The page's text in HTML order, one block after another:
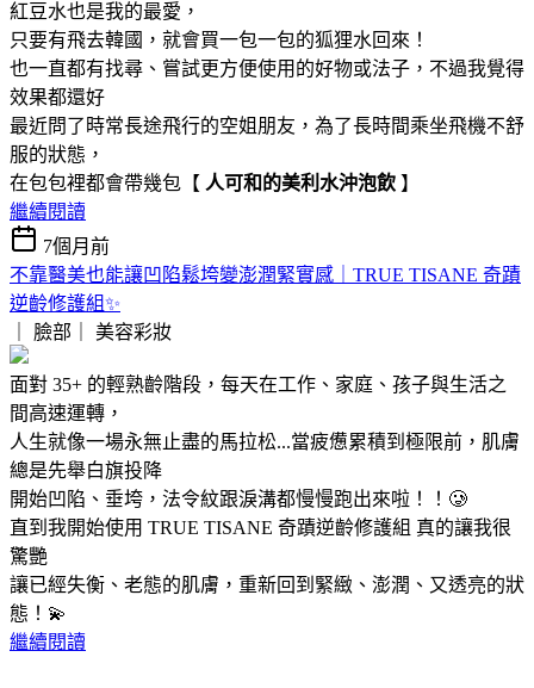
紅豆水也是我的最愛，
只要有飛去韓國，就會買一包一包的狐狸水回來！
也一直都有找尋、嘗試更方便使用的好物或法子，不過我覺得
效果都還好
最近問了時常長途飛行的空姐朋友，為了長時間乘坐飛機不舒
服的狀態，
在包包裡都會帶幾包【 人可和的美利水沖泡飲 】
繼續閱讀
7個月前
不靠醫美也能讓凹陷鬆垮變澎潤緊實感｜TRUE TISANE 奇蹟
逆齡修護組✨
｜ 臉部｜ 美容彩妝
面對 35+ 的輕熟齡階段，每天在工作、家庭、孩子與生活之
間高速運轉，
人生就像一場永無止盡的馬拉松...當疲憊累積到極限前，肌膚
總是先舉白旗投降
開始凹陷、垂垮，法令紋跟淚溝都慢慢跑出來啦！！🥲
直到我開始使用 TRUE TISANE 奇蹟逆齡修護組 真的讓我很
驚艷
讓已經失衡、老態的肌膚，重新回到緊緻、澎潤、又透亮的狀
態！💫
繼續閱讀